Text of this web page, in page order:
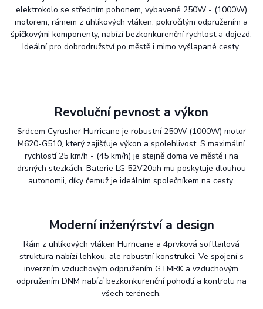
elektrokolo se středním pohonem, vybavené 250W - (1000W)
motorem, rámem z uhlíkových vláken, pokročilým odpružením a
špičkovými komponenty, nabízí bezkonkurenční rychlost a dojezd.
Ideální pro dobrodružství po městě i mimo vyšlapané cesty.
Revoluční pevnost a výkon
Srdcem Cyrusher Hurricane je robustní 250W (1000W) motor
M620-G510, který zajišťuje výkon a spolehlivost. S maximální
rychlostí 25 km/h - (45 km/h) je stejně doma ve městě i na
drsných stezkách. Baterie LG 52V20ah mu poskytuje dlouhou
autonomii, díky čemuž je ideálním společníkem na cesty.
Moderní inženýrství a design
Rám z uhlíkových vláken Hurricane a 4prvková softtailová
struktura nabízí lehkou, ale robustní konstrukci. Ve spojení s
inverzním vzduchovým odpružením GTMRK a vzduchovým
odpružením DNM nabízí bezkonkurenční pohodlí a kontrolu na
všech terénech.